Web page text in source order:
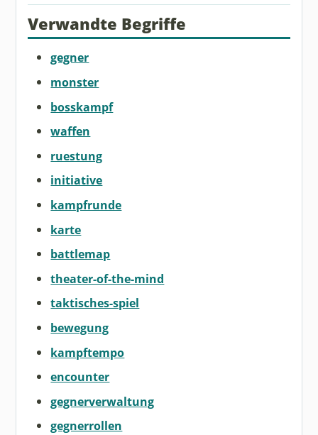
Verwandte Begriffe
gegner
monster
bosskampf
waffen
ruestung
initiative
kampfrunde
karte
battlemap
theater-of-the-mind
taktisches-spiel
bewegung
kampftempo
encounter
gegnerverwaltung
gegnerrollen